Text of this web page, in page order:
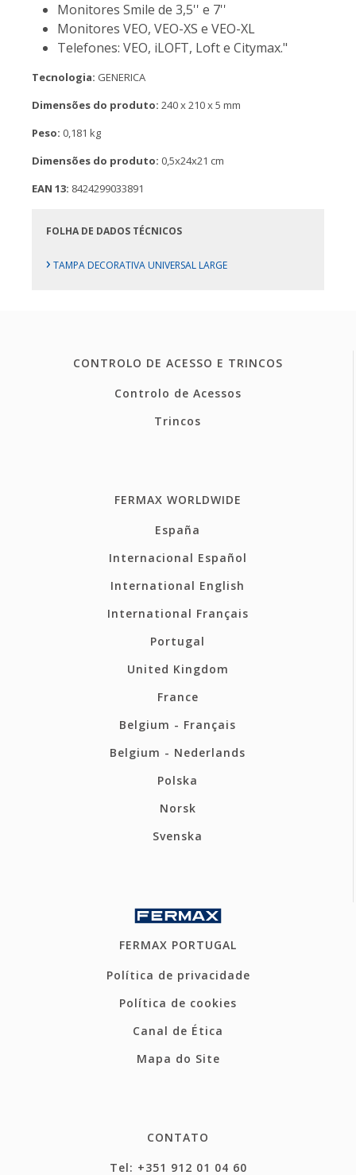
Monitores Smile de 3,5'' e 7''
Monitores VEO, VEO-XS e VEO-XL
Telefones: VEO, iLOFT, Loft e Citymax."
Tecnologia: GENERICA
Dimensões do produto: 240 x 210 x 5 mm
Peso: 0,181 kg
Dimensões do produto: 0,5x24x21 cm
EAN 13: 8424299033891
FOLHA DE DADOS TÉCNICOS
› TAMPA DECORATIVA UNIVERSAL LARGE
CONTROLO DE ACESSO E TRINCOS
Controlo de Acessos
Trincos
FERMAX WORLDWIDE
España
Internacional Español
International English
International Français
Portugal
United Kingdom
France
Belgium - Français
Belgium - Nederlands
Polska
Norsk
Svenska
FERMAX PORTUGAL
Política de privacidade
Política de cookies
Canal de Ética
Mapa do Site
CONTATO
Tel: +351 912 01 04 60